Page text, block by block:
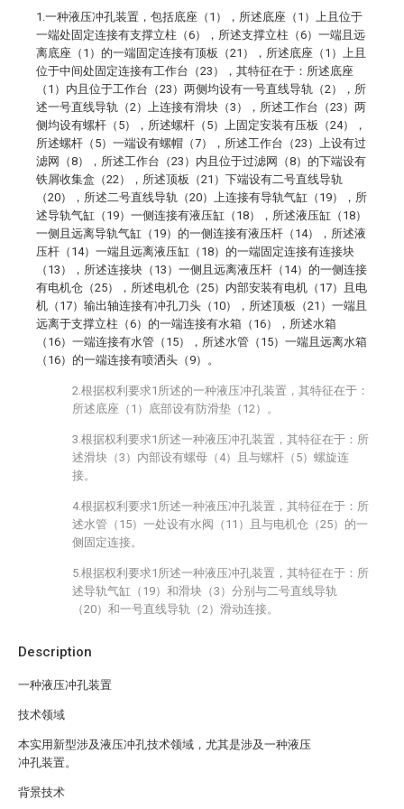
Description
一种液压冲孔装置
技术领域
本实用新型涉及液压冲孔技术领域，尤其是涉及一种液压
冲孔装置。
背景技术
1.一种液压冲孔装置，包括底座（1），所述底座（1）上且位于
一端处固定连接有支撑立柱（6），所述支撑立柱（6）一端且远
离底座（1）的一端固定连接有顶板（21），所述底座（1）上且
位于中间处固定连接有工作台（23），其特征在于：所述底座
（1）内且位于工作台（23）两侧均设有一号直线导轨（2），所
述一号直线导轨（2）上连接有滑块（3），所述工作台（23）两
侧均设有螺杆（5），所述螺杆（5）上固定安装有压板（24），
所述螺杆（5）一端设有螺帽（7），所述工作台（23）上设有过
滤网（8），所述工作台（23）内且位于过滤网（8）的下端设有
铁屑收集盒（22），所述顶板（21）下端设有二号直线导轨
（20），所述二号直线导轨（20）上连接有导轨气缸（19），所
述导轨气缸（19）一侧连接有液压缸（18），所述液压缸（18）
一侧且远离导轨气缸（19）的一侧连接有液压杆（14），所述液
压杆（14）一端且远离液压缸（18）的一端固定连接有连接块
（13），所述连接块（13）一侧且远离液压杆（14）的一侧连接
有电机仓（25），所述电机仓（25）内部安装有电机（17）且电
机（17）输出轴连接有冲孔刀头（10），所述顶板（21）一端且
远离于支撑立柱（6）的一端连接有水箱（16），所述水箱
（16）一端连接有水管（15），所述水管（15）一端且远离水箱
（16）的一端连接有喷洒头（9）。
2.根据权利要求1所述的一种液压冲孔装置，其特征在于：
所述底座（1）底部设有防滑垫（12）。
3.根据权利要求1所述一种液压冲孔装置，其特征在于：所
述滑块（3）内部设有螺母（4）且与螺杆（5）螺旋连
接。
4.根据权利要求1所述一种液压冲孔装置，其特征在于：所
述水管（15）一处设有水阀（11）且与电机仓（25）的一
侧固定连接。
5.根据权利要求1所述一种液压冲孔装置，其特征在于：所
述导轨气缸（19）和滑块（3）分别与二号直线导轨
（20）和一号直线导轨（2）滑动连接。